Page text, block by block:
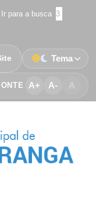
Ir para a busca 3
A+ A- A
Tema